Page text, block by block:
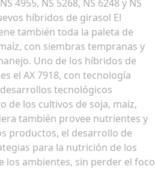
4955, NS 5268, NS 6248 y NS
híbridos de girasol El
también toda la paleta de
con siembras tempranas y
Uno de los híbridos de
el AX 7918, con tecnología
tecnológicos
de los cultivos de soja, maíz,
también provee nutrientes y
productos, el desarrollo de
para la nutrición de los
los ambientes, sin perder el foco